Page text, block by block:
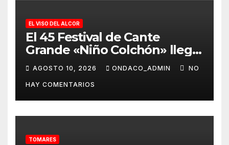
EL VISO DEL ALCOR
El 45 Festival de Cante
Grande «Niño Colchón» llega
el sábado 3 de octubre, a las
21.30 h, al Viso del Alcor
AGOSTO 10, 2026 ONDACO_ADMIN NO
HAY COMENTARIOS
TOMARES